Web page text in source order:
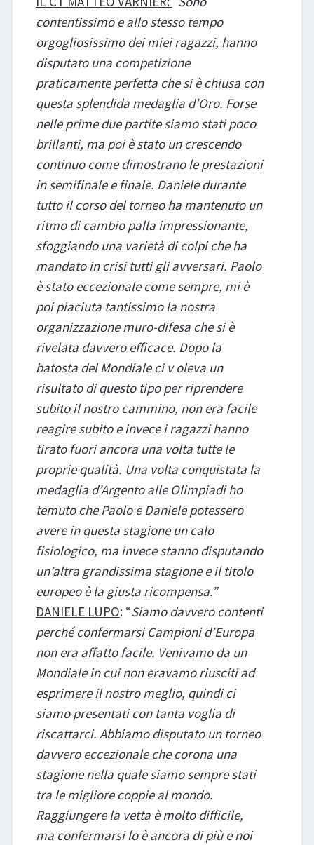
contentissimo e allo stesso tempo
orgogliosissimo dei miei ragazzi, hanno
disputato una competizione
praticamente perfetta che si è chiusa con
questa splendida medaglia d’Oro. Forse
nelle prime due partite siamo stati poco
brillanti, ma poi è stato un crescendo
continuo come dimostrano le prestazioni
in semifinale e finale. Daniele durante
tutto il corso del torneo ha mantenuto un
ritmo di cambio palla impressionante,
sfoggiando una varietà di colpi che ha
mandato in crisi tutti gli avversari. Paolo
è stato eccezionale come sempre, mi è
poi piaciuta tantissimo la nostra
organizzazione muro-difesa che si è
rivelata davvero efficace. Dopo la
batosta del Mondiale ci v oleva un
risultato di questo tipo per riprendere
subito il nostro cammino, non era facile
reagire subito e invece i ragazzi hanno
tirato fuori ancora una volta tutte le
proprie qualità. Una volta conquistata la
medaglia d’Argento alle Olimpiadi ho
temuto che Paolo e Daniele potessero
avere in questa stagione un calo
fisiologico, ma invece stanno disputando
un’altra grandissima stagione e il titolo
europeo è la giusta ricompensa.”
DANIELE LUPO: “Siamo davvero contenti
perché confermarsi Campioni d’Europa
non era affatto facile. Venivamo da un
Mondiale in cui non eravamo riusciti ad
esprimere il nostro meglio, quindi ci
siamo presentati con tanta voglia di
riscattarci. Abbiamo disputato un torneo
davvero eccezionale che corona una
stagione nella quale siamo sempre stati
tra le migliore coppie al mondo.
Raggiungere la vetta è molto difficile,
ma confermarsi lo è ancora di più e noi